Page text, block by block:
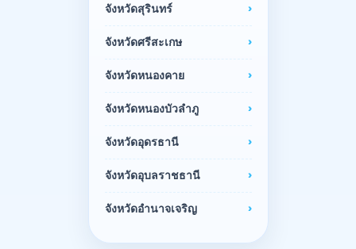
จังหวัดสุรินทร์
จังหวัดศรีสะเกษ
จังหวัดหนองคาย
จังหวัดหนองบัวลำภู
จังหวัดอุดรธานี
จังหวัดอุบลราชธานี
จังหวัดอำนาจเจริญ